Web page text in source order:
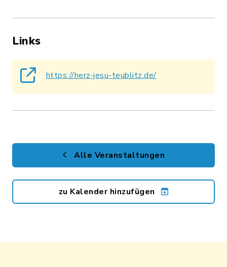
Links
https://herz-jesu-teublitz.de/
Alle Veranstaltungen
zu Kalender hinzufügen